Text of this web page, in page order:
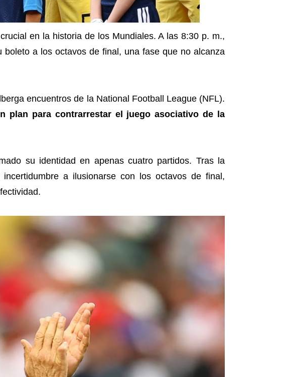
en la historia de los Mundiales. A las 8:30 p. m.,
a los octavos de final, una fase que no alcanza
encuentros de la National Football League (NFL).
plan para contrarrestar el juego asociativo de la
su identidad en apenas cuatro partidos. Tras la
a ilusionarse con los octavos de final,